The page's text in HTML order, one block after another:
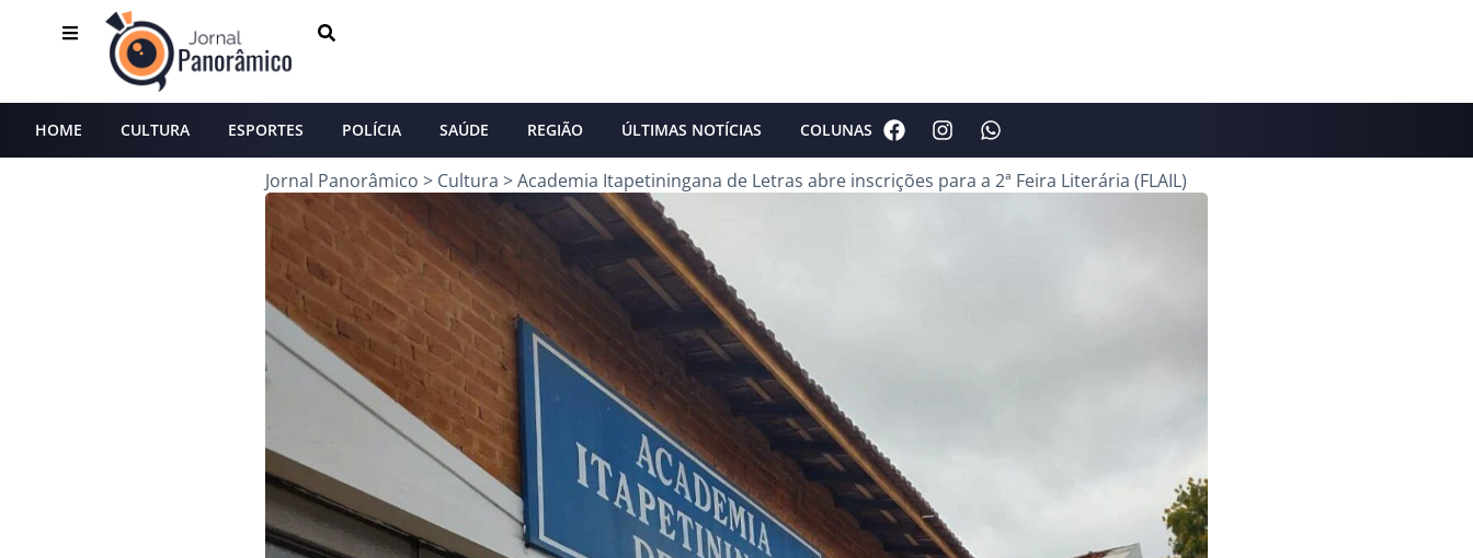
HOME CULTURA ESPORTES POLÍCIA SAÚDE REGIÃO ÚLTIMAS NOTÍCIAS COLUNAS
Jornal Panorâmico > Cultura >Academia Itapetiningana de Letras abre inscrições para a 2ª Feira Literária (FLAIL)